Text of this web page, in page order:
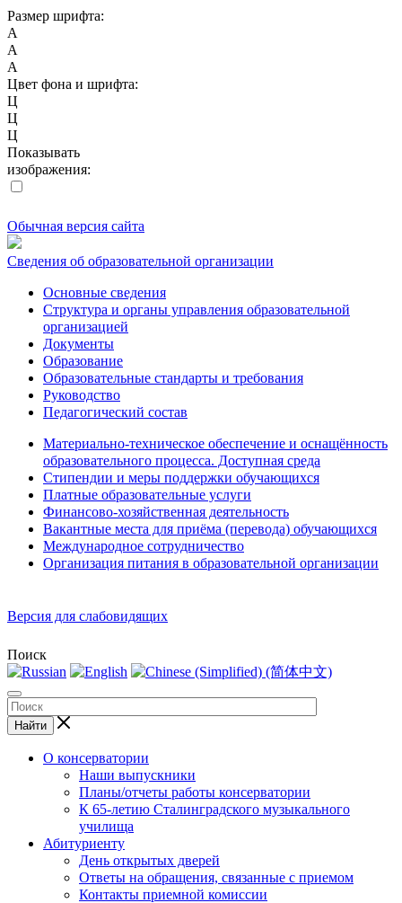
Размер шрифта:
A
A
A
Цвет фона и шрифта:
Ц
Ц
Ц
Показывать
изображения:
Обычная версия сайта
Сведения об образовательной организации
Основные сведения
Структура и органы управления образовательной
организацией
Документы
Образование
Образовательные стандарты и требования
Руководство
Педагогический состав
Материально-техническое обеспечение и оснащённость
образовательного процесса. Доступная среда
Стипендии и меры поддержки обучающихся
Платные образовательные услуги
Финансово-хозяйственная деятельность
Вакантные места для приёма (перевода) обучающихся
Международное сотрудничество
Организация питания в образовательной организации
Версия для слабовидящих
Поиск
Найти
О консерватории
Наши выпускники
Планы/отчеты работы консерватории
К 65-летию Сталинградского музыкального
училища
Абитуриенту
День открытых дверей
Ответы на обращения, связанные с приемом
Контакты приемной комиссии